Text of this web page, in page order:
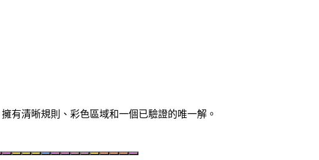
有清晰規則、彩色區域和一個已驗證的唯一解。